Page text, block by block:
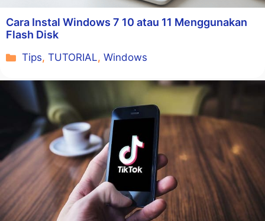
Cara Instal Windows 7 10 atau 11 Menggunakan
Flash Disk
Kategori
Tips,TUTORIAL,Windows